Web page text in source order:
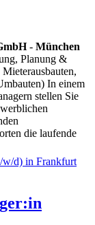
- München
Planung &
In einem
stellen Sie
die laufende